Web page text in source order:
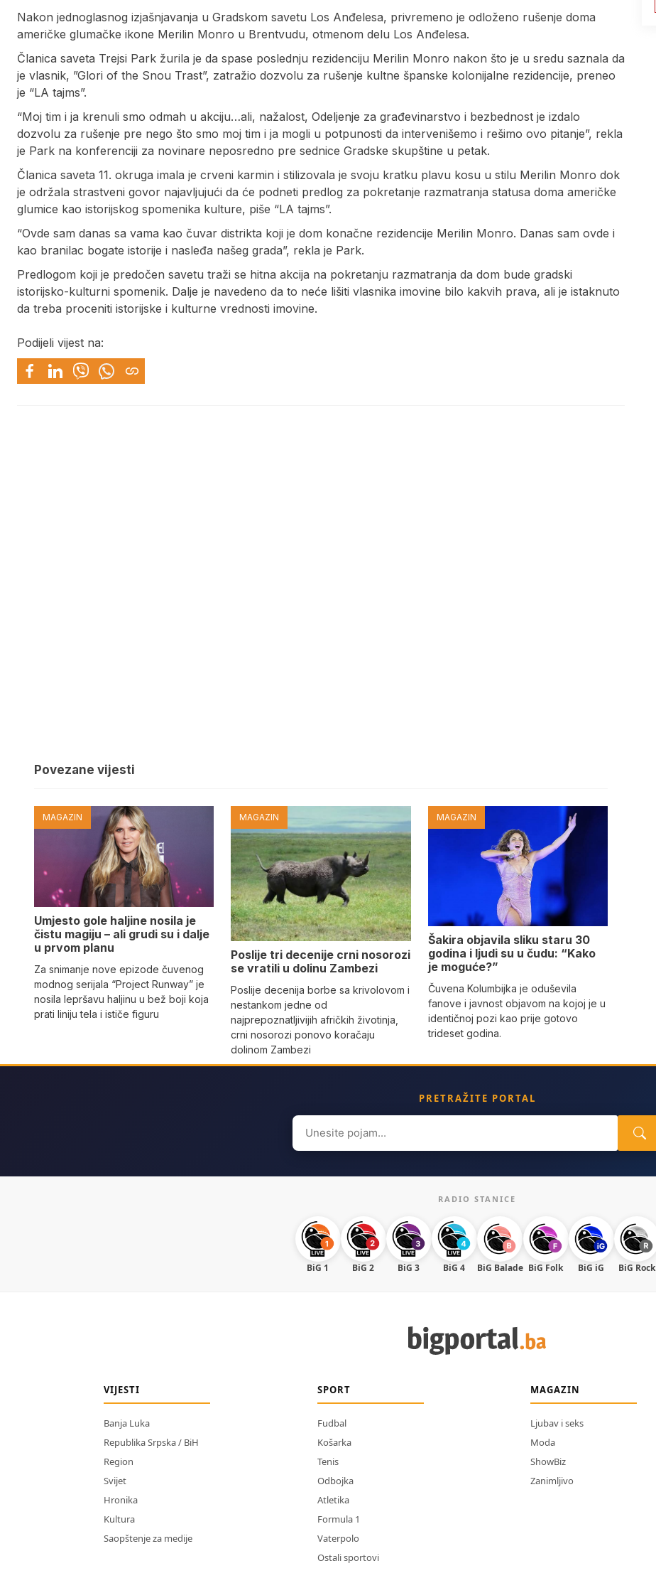
Nakon jednoglasnog izjašnjavanja u Gradskom savetu Los Anđelesa, privremeno je odloženo rušenje doma
američke glumačke ikone Merilin Monro u Brentvudu, otmenom delu Los Anđelesa.
Članica saveta Trejsi Park žurila je da spase poslednju rezidenciju Merilin Monro nakon što je u sredu saznala da
je vlasnik, ”Glori of the Snou Trast”, zatražio dozvolu za rušenje kultne španske kolonijalne rezidencije, preneo
je “LA tajms”.
“Moj tim i ja krenuli smo odmah u akciju…ali, nažalost, Odeljenje za građevinarstvo i bezbednost je izdalo
dozvolu za rušenje pre nego što smo moj tim i ja mogli u potpunosti da intervenišemo i rešimo ovo pitanje”, rekla
je Park na konferenciji za novinare neposredno pre sednice Gradske skupštine u petak.
Članica saveta 11. okruga imala je crveni karmin i stilizovala je svoju kratku plavu kosu u stilu Merilin Monro dok
je održala strastveni govor najavljujući da će podneti predlog za pokretanje razmatranja statusa doma američke
glumice kao istorijskog spomenika kulture, piše “LA tajms”.
“Ovde sam danas sa vama kao čuvar distrikta koji je dom konačne rezidencije Merilin Monro. Danas sam ovde i
kao branilac bogate istorije i nasleđa našeg grada”, rekla je Park.
Predlogom koji je predočen savetu traži se hitna akcija na pokretanju razmatranja da dom bude gradski
istorijsko-kulturni spomenik. Dalje je navedeno da to neće lišiti vlasnika imovine bilo kakvih prava, ali je istaknuto
da treba proceniti istorijske i kulturne vrednosti imovine.
Podijeli vijest na:
Povezane vijesti
MAGAZIN
Umjesto gole haljine nosila je
čistu magiju – ali grudi su i dalje
u prvom planu
Za snimanje nove epizode čuvenog
modnog serijala “Project Runway” je
nosila lepršavu haljinu u bež boji koja
prati liniju tela i ističe figuru
MAGAZIN
Poslije tri decenije crni nosorozi
se vratili u dolinu Zambezi
Poslije decenija borbe sa krivolovom i
nestankom jedne od
najprepoznatljivijih afričkih životinja,
crni nosorozi ponovo koračaju
dolinom Zambezi
MAGAZIN
Šakira objavila sliku staru 30
godina i ljudi su u čudu: “Kako
je moguće?”
Čuvena Kolumbijka je oduševila
fanove i javnost objavom na kojoj je u
identičnoj pozi kao prije gotovo
trideset godina.
PRETRAŽITE PORTAL
Search
for:
RADIO STANICE
BiG 1 BiG 2 BiG 3 BiG 4 BiG Balade BiG Folk BiG iG BiG Rock
VIJESTI
Banja Luka
Republika Srpska / BiH
Region
Svijet
Hronika
Kultura
Saopštenje za medije
SPORT
Fudbal
Košarka
Tenis
Odbojka
Atletika
Formula 1
Vaterpolo
Ostali sportovi
MAGAZIN
Ljubav i seks
Moda
ShowBiz
Zanimljivo